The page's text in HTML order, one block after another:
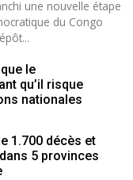
une nouvelle étape
du Congo
le
qu’il risque
nationales
1.700 décès et
5 provinces